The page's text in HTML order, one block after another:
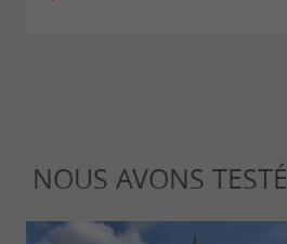
NOUS AVONS TESTÉ